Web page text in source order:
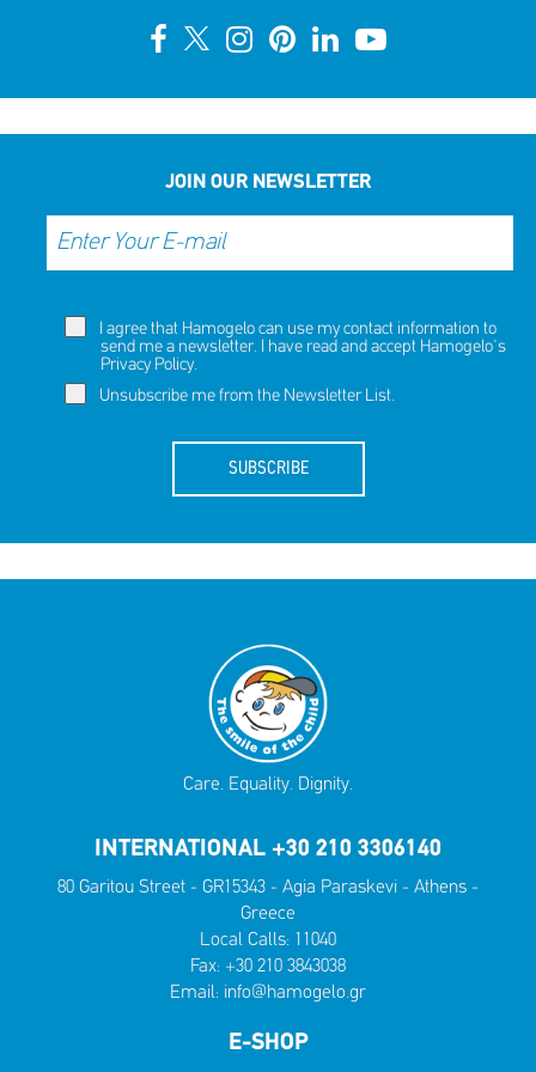
JOIN OUR NEWSLETTER
I agree that Hamogelo can use my contact information to
send me a newsletter. I have read and accept Hamogelo's
Privacy Policy.
Unsubscribe me from the Newsletter List.
SUBSCRIBE
Care. Equality. Dignity.
INTERNATIONAL +30 210 3306140
80 Garitou Street - GR15343 - Agia Paraskevi - Athens -
Greece
Local Calls: 11040
Fax: +30 210 3843038
Email: info@hamogelo.gr
E-SHOP